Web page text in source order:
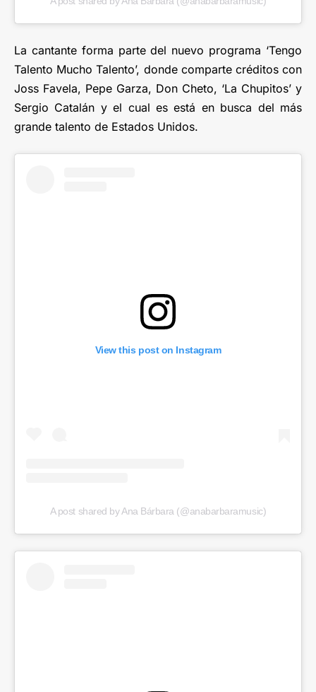
La cantante forma parte del nuevo programa ‘Tengo
Talento Mucho Talento’, donde comparte créditos con
Joss Favela, Pepe Garza, Don Cheto, ‘La Chupitos’ y
Sergio Catalán y el cual es está en busca del más
grande talento de Estados Unidos.
View this post on Instagram
A post shared by Ana Bárbara (@anabarbaramusic)